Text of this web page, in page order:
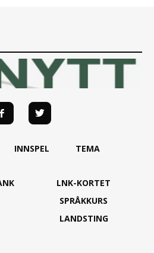
INNSPEL TEMA
LNK-KORTET
SPRÅKKURS
LANDSTING